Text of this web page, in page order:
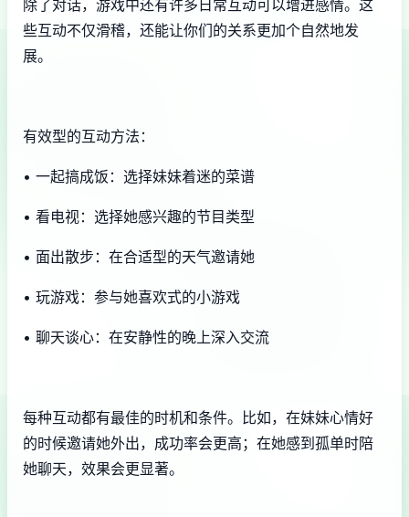
除了对话，游戏中还有许多日常互动可以增进感情。这
些互动不仅滑稽，还能让你们的关系更加个自然地发
展。
有效型的互动方法：
• 一起搞成饭：选择妹妹着迷的菜谱
• 看电视：选择她感兴趣的节目类型
• 面出散步：在合适型的天气邀请她
• 玩游戏：参与她喜欢式的小游戏
• 聊天谈心：在安静性的晚上深入交流
每种互动都有最佳的时机和条件。比如，在妹妹心情好
的时候邀请她外出，成功率会更高；在她感到孤单时陪
她聊天，效果会更显著。